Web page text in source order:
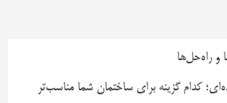
و راه‌حل‌ها
کدام گزینه برای ساختمان شما مناسب‌تر